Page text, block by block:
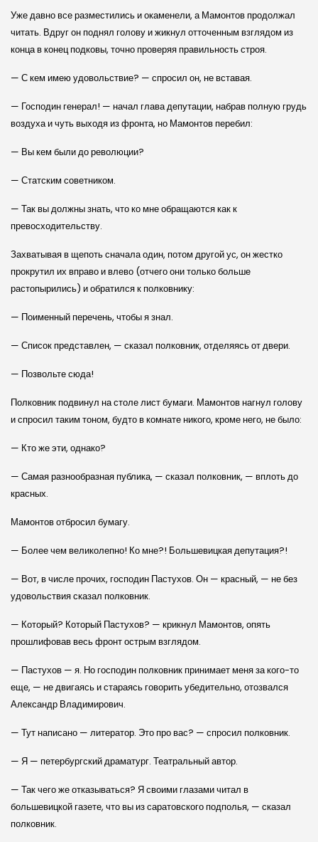
Уже давно все разместились и окаменели, а Мамонтов продолжал
читать. Вдруг он поднял голову и жикнул отточенным взглядом из
конца в конец подковы, точно проверяя правильность строя.
— С кем имею удовольствие? — спросил он, не вставая.
— Господин генерал! — начал глава депутации, набрав полную грудь
воздуха и чуть выходя из фронта, но Мамонтов перебил:
— Вы кем были до революции?
— Статским советником.
— Так вы должны знать, что ко мне обращаются как к
превосходительству.
Захватывая в щепоть сначала один, потом другой ус, он жестко
прокрутил их вправо и влево (отчего они только больше
растопырились) и обратился к полковнику:
— Поименный перечень, чтобы я знал.
— Список представлен, — сказал полковник, отделяясь от двери.
— Позвольте сюда!
Полковник подвинул на столе лист бумаги. Мамонтов нагнул голову
и спросил таким тоном, будто в комнате никого, кроме него, не было:
— Кто же эти, однако?
— Самая разнообразная публика, — сказал полковник, — вплоть до
красных.
Мамонтов отбросил бумагу.
— Более чем великолепно! Ко мне?! Большевицкая депутация?!
— Вот, в числе прочих, господин Пастухов. Он — красный, — не без
удовольствия сказал полковник.
— Который? Который Пастухов? — крикнул Мамонтов, опять
прошлифовав весь фронт острым взглядом.
— Пастухов — я. Но господин полковник принимает меня за кого-то
еще, — не двигаясь и стараясь говорить убедительно, отозвался
Александр Владимирович.
— Тут написано — литератор. Это про вас? — спросил полковник.
— Я — петербургский драматург. Театральный автор.
— Так чего же отказываться? Я своими глазами читал в
большевицкой газете, что вы из саратовского подполья, — сказал
полковник.